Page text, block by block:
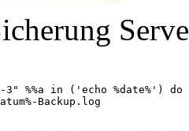
in ('echo %date%') do set
Backup.log